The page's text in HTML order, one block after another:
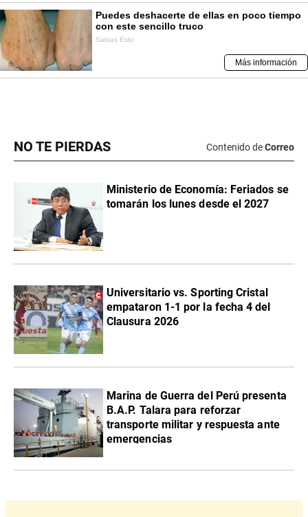
NO TE PIERDAS Contenido deCorreo
Ministerio de Economía: Feriados se
tomarán los lunes desde el 2027
Universitario vs. Sporting Cristal
empataron 1-1 por la fecha 4 del
Clausura 2026
Marina de Guerra del Perú presenta
B.A.P. Talara para reforzar
transporte militar y respuesta ante
emergencias